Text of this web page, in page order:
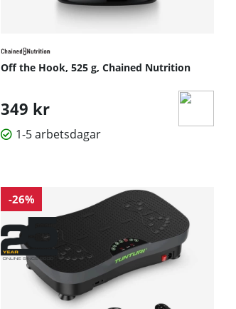
Off the Hook, 525 g, Chained Nutrition
349 kr
1-5 arbetsdagar
-26%